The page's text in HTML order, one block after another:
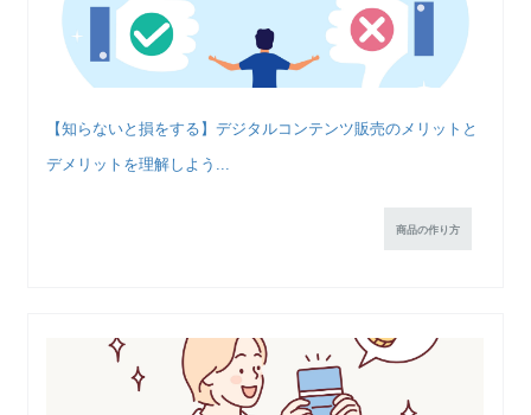
【知らないと損をする】デジタルコンテンツ販売のメリットと
デメリットを理解しよう...
商品の作り方